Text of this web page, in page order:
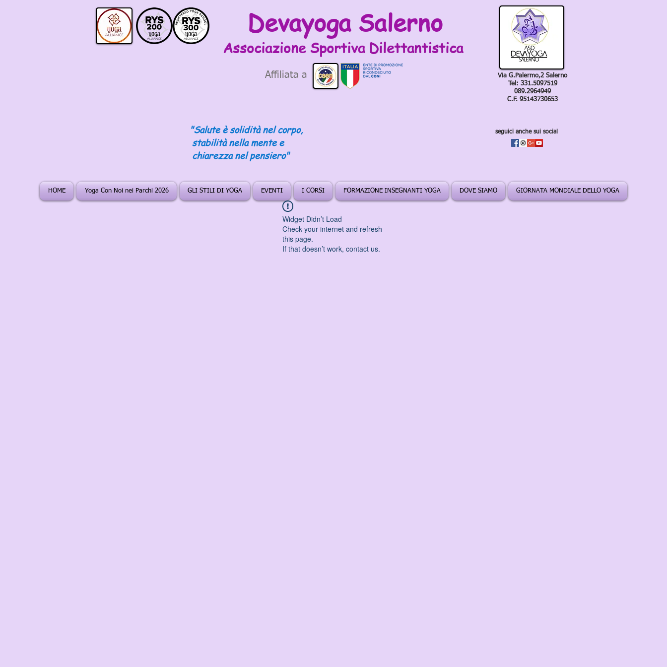
Devayoga Salerno
Associazione Sportiva Dilettantistica
Affiliata a
"Salute è solidità nel corpo,
stabilità nella mente e
chiarezza nel pensiero"
Via G.Palermo,2 Salerno
Tel: 331.5097519
089.2964949
C.F. 95143730653
seguici anche sui social
HOME Yoga Con Noi nei Parchi 2026 GLI STILI DI YOGA EVENTI I CORSI FORMAZIONE INSEGNANTI YOGA DOVE SIAMO GIORNATA MONDIALE DELLO YOGA
Widget Didn’t Load
Check your internet and refresh
this page.
If that doesn’t work, contact us.